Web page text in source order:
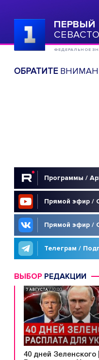
ПЕРВЫЙ
ФЕДЕРАЛЬНОЕ
ОБРАТИТЕ
Программы /
Прямой эфир /
Прямой эфир /
Телеграм /
ВЫБОР РЕДАКЦИИ
40 дней Зеленского |